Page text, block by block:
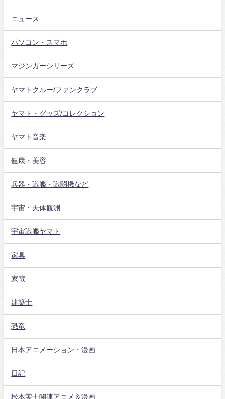
ニュース
パソコン・スマホ
マジンガーシリーズ
ヤマトクルー/ファンクラブ
ヤマト・グッズ/コレクション
ヤマト音楽
健康・美容
兵器・戦艦・戦闘機など
宇宙・天体観測
宇宙戦艦ヤマト
家具
家電
建築士
恐竜
日本アニメーション・漫画
日記
松本零士関連アニメ＆漫画